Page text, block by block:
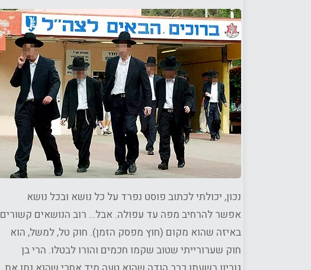
לכולם???"
/
/
נכון, יכולתי לכתוב פוסט נפרד על כל נושא ובכל נושא
אפשר להרחיב מפה עד עפולה. אבל… רוב הנושאים קשורים
באיזה שהוא מקום (חוץ מפסק הזמן). חוק טל, למשל, הוא
חוק שערורייתי שטוב שקמו חכמים והורו לבטלו. הרי בן